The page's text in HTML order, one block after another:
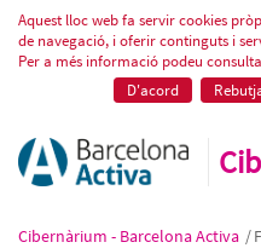
Cursos
Aquest lloc web fa servir cookies
de navegació, i oferir continguts i
Per a més informació podeu
D'acord
Cibernàrium - Barcelona Activa /